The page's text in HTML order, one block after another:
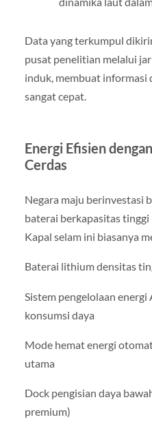
Data yang terkumpul
pusat penelitian melalui
induk, membuat informasi
sangat cepat.
Energi Efisien
Cerdas
Negara maju berinvestasi
baterai berkapasitas
Kapal selam ini biasanya
Baterai lithium densitas
Sistem pengelolaan
konsumsi daya
Mode hemat energi
utama
Dock pengisian daya
premium)